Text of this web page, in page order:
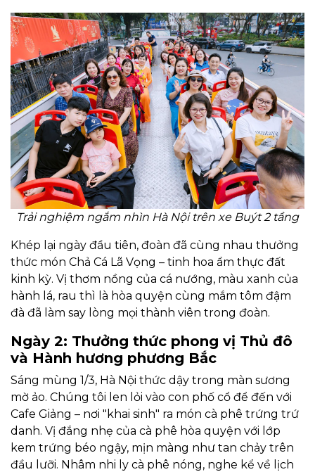
Trải nghiệm ngắm nhìn Hà Nội trên xe Buýt 2 tầng
Khép lại ngày đầu tiên, đoàn đã cùng nhau thưởng
thức món Chả Cá Lã Vọng – tinh hoa ẩm thực đất
kinh kỳ. Vị thơm nồng của cá nướng, màu xanh của
hành lá, rau thì là hòa quyện cùng mắm tôm đậm
đà đã làm say lòng mọi thành viên trong đoàn.
Ngày 2: Thưởng thức phong vị Thủ đô
và Hành hương phương Bắc
Sáng mùng 1/3, Hà Nội thức dậy trong màn sương
mờ ảo. Chúng tôi len lỏi vào con phố cổ để đến với
Cafe Giảng – nơi "khai sinh" ra món cà phê trứng trứ
danh. Vị đắng nhẹ của cà phê hòa quyện với lớp
kem trứng béo ngậy, mịn màng như tan chảy trên
đầu lưỡi. Nhâm nhi ly cà phê nóng, nghe kể về lịch